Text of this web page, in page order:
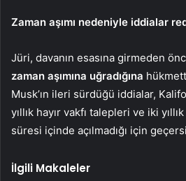
Zaman aşımı nedeniyle iddialar
Jüri, davanın esasına girmeden
zaman aşımına uğradığına
Musk’ın ileri sürdüğü iddialar,
yıllık hayır vakfı talepleri ve iki
süresi içinde açılmadığı için
İlgili Makaleler